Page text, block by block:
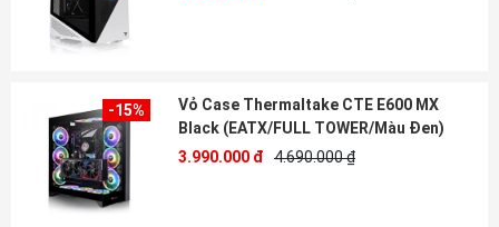
-15%
Vỏ Case Thermaltake CTE E600 MX
Black (EATX/FULL TOWER/Màu Đen)
3.990.000 đ
4.690.000 ₫